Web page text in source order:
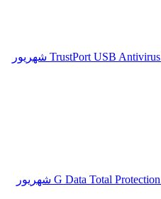
TrustPort USB Antivirus 23 شهریور
G Data Total Protection 15 شهریور